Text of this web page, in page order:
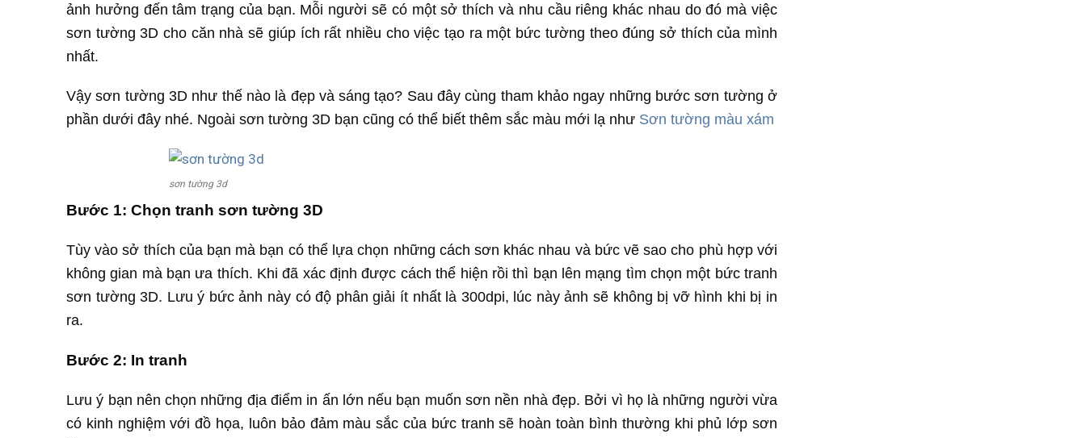
ảnh hưởng đến tâm trạng của bạn. Mỗi người sẽ có một sở thích và nhu cầu riêng khác nhau do đó mà việc
sơn tường 3D cho căn nhà sẽ giúp ích rất nhiều cho việc tạo ra một bức tường theo đúng sở thích của mình
nhất.
Vậy sơn tường 3D như thế nào là đẹp và sáng tạo? Sau đây cùng tham khảo ngay những bước sơn tường ở
phần dưới đây nhé. Ngoài sơn tường 3D bạn cũng có thể biết thêm sắc màu mới lạ như Sơn tường màu xám
sơn tường 3d
Bước 1: Chọn tranh sơn tường 3D
Tùy vào sở thích của bạn mà bạn có thể lựa chọn những cách sơn khác nhau và bức vẽ sao cho phù hợp với
không gian mà bạn ưa thích. Khi đã xác định được cách thể hiện rồi thì bạn lên mạng tìm chọn một bức tranh
sơn tường 3D. Lưu ý bức ảnh này có độ phân giải ít nhất là 300dpi, lúc này ảnh sẽ không bị vỡ hình khi bị in
ra.
Bước 2: In tranh
Lưu ý bạn nên chọn những địa điểm in ấn lớn nếu bạn muốn sơn nền nhà đẹp. Bởi vì họ là những người vừa
có kinh nghiệm với đồ họa, luôn bảo đảm màu sắc của bức tranh sẽ hoàn toàn bình thường khi phủ lớp sơn